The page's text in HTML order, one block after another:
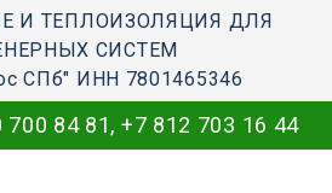
И ТЕПЛОИЗОЛЯЦИЯ ДЛЯ
СИСТЕМ
СПб" ИНН 7801465346
700 84 81, +7 812 703 16 44